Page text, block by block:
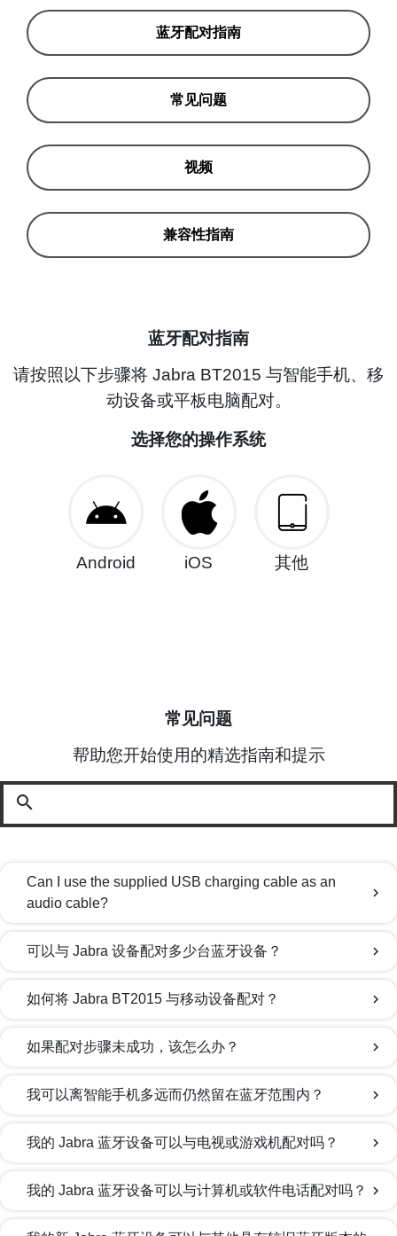
蓝牙配对指南
常见问题
视频
兼容性指南
蓝牙配对指南
请按照以下步骤将 Jabra BT2015 与智能手机、移
动设备或平板电脑配对。
选择您的操作系统
Android iOS 其他
常见问题
帮助您开始使用的精选指南和提示
search
Can I use the supplied USB charging cable as an
audio cable?
chevron_right
可以与 Jabra 设备配对多少台蓝牙设备？ chevron_right
如何将 Jabra BT2015 与移动设备配对？ chevron_right
如果配对步骤未成功，该怎么办？ chevron_right
我可以离智能手机多远而仍然留在蓝牙范围内？ chevron_right
我的 Jabra 蓝牙设备可以与电视或游戏机配对吗？ chevron_right
我的 Jabra 蓝牙设备可以与计算机或软件电话配对吗？ chevron_right